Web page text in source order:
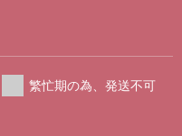
繁忙期の為、発送不可